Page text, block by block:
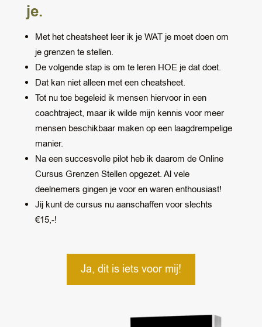
je.
Met het cheatsheet leer ik je WAT je moet doen om
je grenzen te stellen.
De volgende stap is om te leren HOE je dat doet.
Dat kan niet alleen met een cheatsheet.
Tot nu toe begeleid ik mensen hiervoor in een
coachtraject, maar ik wilde mijn kennis voor meer
mensen beschikbaar maken op een laagdrempelige
manier.
Na een succesvolle pilot heb ik daarom de Online
Cursus Grenzen Stellen opgezet. Al vele
deelnemers gingen je voor en waren enthousiast!
Jij kunt de cursus nu aanschaffen voor slechts
€15,-!
Ja, dit is iets voor mij!